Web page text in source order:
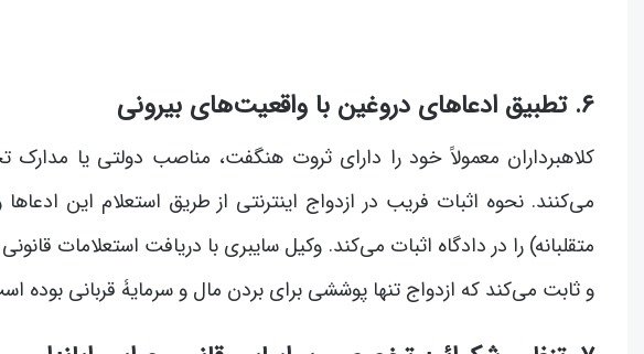
۶. تطبیق ادعاهای دروغین با واقعیت‌های بیرونی
کلاهبرداران معمولاً خود را دارای ثروت هنگفت، مناصب دولتی یا
می‌کنند. نحوه اثبات فریب در ازدواج اینترنتی از طریق استعلام این
متقلبانه) را در دادگاه اثبات می‌کند. وکیل سایبری با دریافت استعلامات
و ثابت می‌کند که ازدواج تنها پوششی برای بردن مال و سرمایۀ قربانی بوده